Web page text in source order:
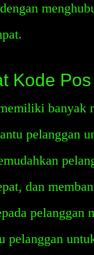
Kode Pos
banyak
pelanggan
dan
pelanggan
pelanggan